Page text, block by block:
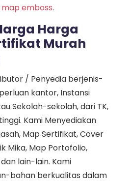
map emboss.
Harga
Murah
/ Penyedia berjenis-
kantor, Instansi
Sekolah-sekolah, dari TK,
Kami Menyediakan
Map Sertifikat, Cover
Mika, Map Portofolio,
lain-lain. Kami
bahan berkualitas dalam